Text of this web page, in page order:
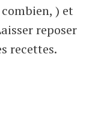
) et
reposer
recettes.